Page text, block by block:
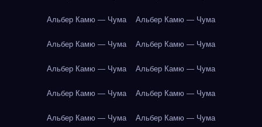
Альбер Камю — Чума Альбер Камю — Чума
Альбер Камю — Чума Альбер Камю — Чума
Альбер Камю — Чума Альбер Камю — Чума
Альбер Камю — Чума Альбер Камю — Чума
Альбер Камю — Чума Альбер Камю — Чума